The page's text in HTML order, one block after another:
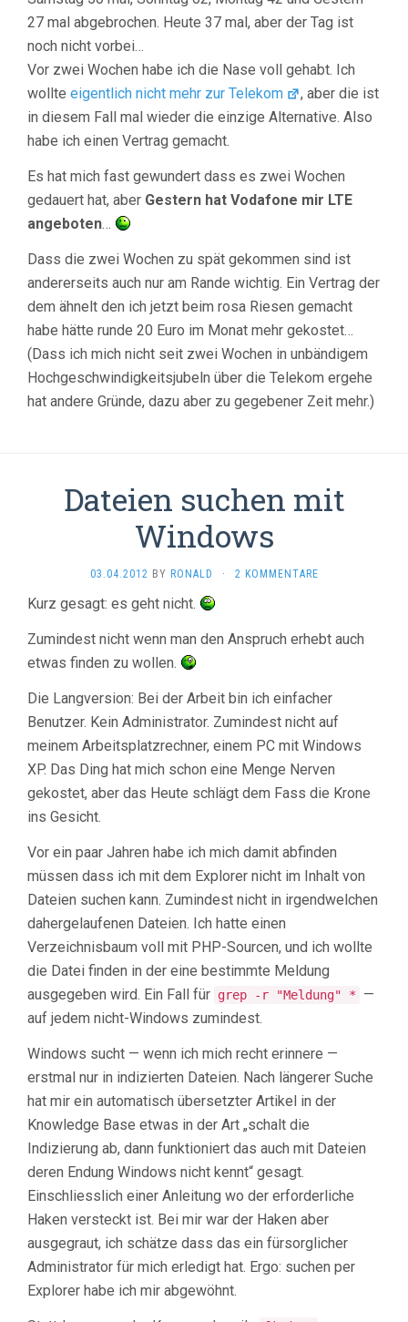
27 mal abgebrochen. Heute 37 mal, aber der Tag ist
noch nicht vorbei…
Vor zwei Wochen habe ich die Nase voll gehabt. Ich
wollte eigentlich nicht mehr zur Telekom
, aber die ist
in diesem Fall mal wieder die einzige Alternative. Also
habe ich einen Vertrag gemacht.
Es hat mich fast gewundert dass es zwei Wochen
gedauert hat, aber Gestern hat Vodafone mir LTE
angeboten…
Dass die zwei Wochen zu spät gekommen sind ist
andererseits auch nur am Rande wichtig. Ein Vertrag der
dem ähnelt den ich jetzt beim rosa Riesen gemacht
habe hätte runde 20 Euro im Monat mehr gekostet…
(Dass ich mich nicht seit zwei Wochen in unbändigem
Hochgeschwindigkeitsjubeln über die Telekom ergehe
hat andere Gründe, dazu aber zu gegebener Zeit mehr.)
Dateien suchen mit
Windows
03.04.2012 BY RONALD · 2 KOMMENTARE
Kurz gesagt: es geht nicht.
Zumindest nicht wenn man den Anspruch erhebt auch
etwas finden zu wollen.
Die Langversion: Bei der Arbeit bin ich einfacher
Benutzer. Kein Administrator. Zumindest nicht auf
meinem Arbeitsplatzrechner, einem PC mit Windows
XP. Das Ding hat mich schon eine Menge Nerven
gekostet, aber das Heute schlägt dem Fass die Krone
ins Gesicht.
Vor ein paar Jahren habe ich mich damit abfinden
müssen dass ich mit dem Explorer nicht im Inhalt von
Dateien suchen kann. Zumindest nicht in irgendwelchen
dahergelaufenen Dateien. Ich hatte einen
Verzeichnisbaum voll mit PHP-Sourcen, und ich wollte
die Datei finden in der eine bestimmte Meldung
ausgegeben wird. Ein Fall für grep -r "Meldung" *
—
auf jedem nicht-Windows zumindest.
Windows sucht — wenn ich mich recht erinnere —
erstmal nur in indizierten Dateien. Nach längerer Suche
hat mir ein automatisch übersetzter Artikel in der
Knowledge Base etwas in der Art „schalt die
Indizierung ab, dann funktioniert das auch mit Dateien
deren Endung Windows nicht kennt“ gesagt.
Einschliesslich einer Anleitung wo der erforderliche
Haken versteckt ist. Bei mir war der Haken aber
ausgegraut, ich schätze dass das ein fürsorglicher
Administrator für mich erledigt hat. Ergo: suchen per
Explorer habe ich mir abgewöhnt.